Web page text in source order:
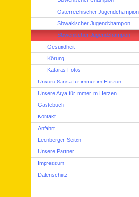
Österreichischer Jugendchampion
Slowakischer Jugendchampion
Slowenischer Jugendchampion
Gesundheit
Körung
Kataras Fotos
Unsere Sansa für immer im Herzen
Unsere Arya für immer im Herzen
Gästebuch
Kontakt
Anfahrt
Leonberger-Seiten
Unsere Partner
Impressum
Datenschutz